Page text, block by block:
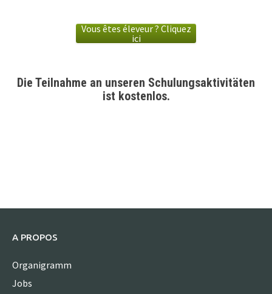
Vous êtes éleveur ? Cliquez
ici
Die Teilnahme an unseren Schulungsaktivitäten
ist kostenlos.
A PROPOS
Organigramm
Jobs